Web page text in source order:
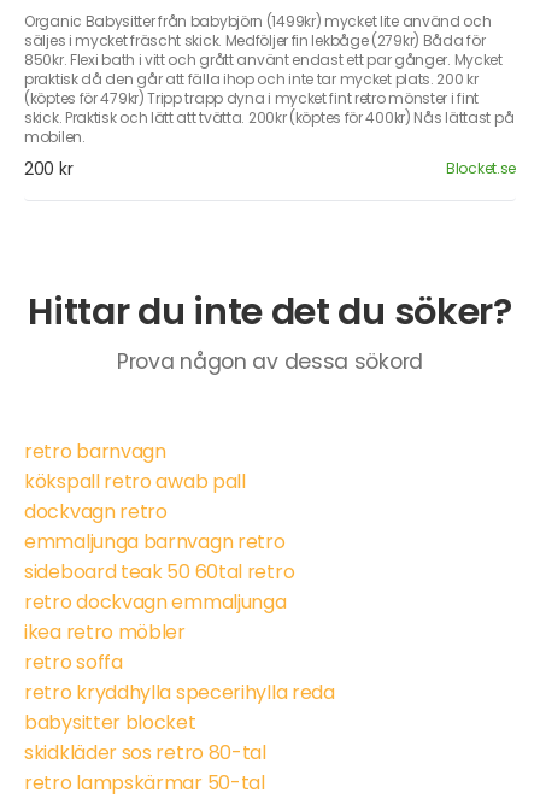
Organic Babysitter från babybjörn (1499kr) mycket lite använd och
säljes i mycket fräscht skick. Medföljer fin lekbåge (279kr) Båda för
850kr. Flexi bath i vitt och grått använt endast ett par gånger. Mycket
praktisk då den går att fälla ihop och inte tar mycket plats. 200 kr
(köptes för 479kr) Tripp trapp dyna i mycket fint retro mönster i fint
skick. Praktisk och lätt att tvätta. 200kr (köptes för 400kr) Nås lättast på
mobilen.
200 kr Blocket.se
Hittar du inte det du söker?
Prova någon av dessa sökord
retro barnvagn
kökspall retro awab pall
dockvagn retro
emmaljunga barnvagn retro
sideboard teak 50 60tal retro
retro dockvagn emmaljunga
ikea retro möbler
retro soffa
retro kryddhylla specerihylla reda
babysitter blocket
skidkläder sos retro 80-tal
retro lampskärmar 50-tal